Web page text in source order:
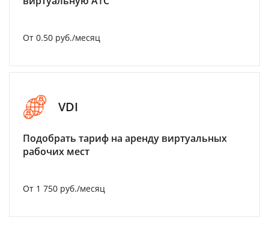
От 0.50 руб./месяц
VDI
Подобрать тариф на аренду виртуальных
рабочих мест
От 1 750 руб./месяц